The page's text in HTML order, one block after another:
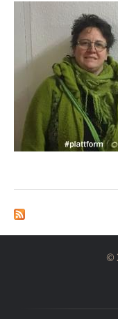
Haushalten fast
ca. 30 Jahren eine
im Hobbybereich
ist Filz weit mehr
Filz avancierte in
ernst zu
©